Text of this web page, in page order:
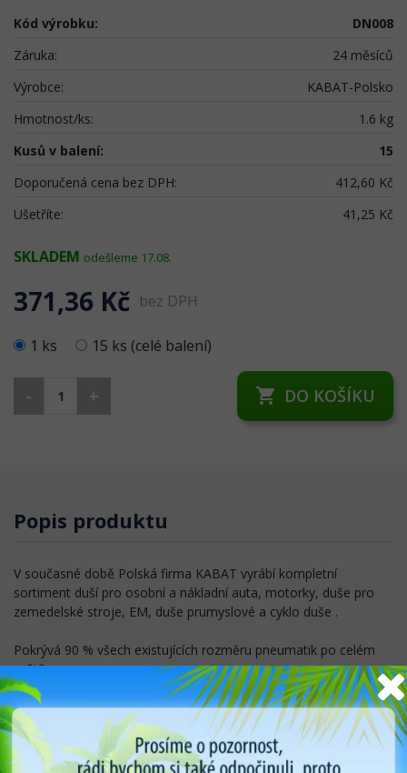
Kód výrobku:
DN008
Záruka:
24 měsíců
Výrobce:
KABAT-Polsko
Hmotnost/ks:
1.6 kg
Kusů v balení:
15
Doporučená cena bez DPH:
412,60 Kč
Ušetříte:
41,25 Kč
SKLADEM odešleme 17.08.
371,36 Kč bez DPH
1 ks 15 ks (celé balení)
- + shopping_cart DO KOŠÍKU
Popis produktu
V současné době Polská firma KABAT vyrábí kompletní
sortiment duší pro osobní a nákladní auta, motorky, duše pro
zemedelské stroje, EM, duše prumyslové a cyklo duše .
Pokrývá 90 % všech existujících rozměru pneumatik po celém
světě.
Každým rokem Kabát přichází, dle poptávky zákazníku a
prvovýrobních závodu s novou rozšírenou nabídkou rozměru a
typu duší.